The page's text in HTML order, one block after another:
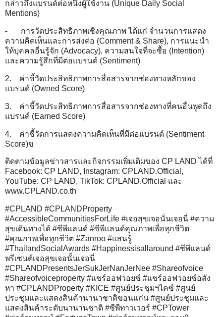
กล่าวถึงแบรนด์ต่อหนึ่งผู้ใช้งาน (Unique Daily Social
Mentions)
-
การวัดประสิทธิภาพเชิงคุณภาพ ได้แก่ จำนวนการแสดง
ความคิดเห็นและการส่งต่อ (Comment & Share), การแนะนำ
ให้บุคคลอื่นรู้จัก (Advocacy), ความสนใจที่จะซื้อ (Intention)
และความรู้สึกที่มีต่อแบรนด์ (Sentiment)
2. ค่าชี้วัดประสิทธิภาพการสื่อสารจากช่องทางหลักของ
แบรนด์ (Owned Score)
3. ค่าชี้วัดประสิทธิภาพการสื่อสารจากช่องทางที่คนอื่นพูดถึง
แบรนด์ (Earned Score)
4. ค่าชี้วัดการแสดงความคิดเห็นที่มีต่อแบรนด์ (Sentiment
Score)ข
ติดตามข้อมูลข่าวสารและกิจกรรมเพิ่มเติมของ CP LAND ได้ที่
Facebook: CP LAND, Instagram: CPLAND.Official,
YouTube: CP LAND, TikTok: CPLAND.Official และ
www.CPLAND.co.th
#CPLAND #CPLANDProperty
#AccessibleCommunitiesForLife #เจอสุขเจอนั่นเจอนี่ #ความ
สุขเดินทางได้ #ซีพีแลนด์ #ซีพีแลนด์คุณภาพเพื่อทุกชีวิต
#คุณภาพเพื่อทุกชีวิต #Zanroo #แสนรู้
#ThailandSocialAwards #Happinessisallaround #ซีพีแลนด์
พรีเซนต์เจอสุขเจอนั้นเจอนี่
#CPLANDPresentsJerSukJerNanJerNee #Shareofvoice
#Shareofvoiceproperty #แชร์ออฟวอยซ์ #แชร์ออฟวอยซ์อสัง
หา #CPLANDProperty #KICE #ศูนย์ประชุมฯไคซ์ #ศูนย์
ประชุมและแสดงสินค้านานาชาติขอนแก่น #ศูนย์ประชุมและ
แสดงสินค้าระดับนานานชาติ #ซีพีทาวเวอร์ #CPTower